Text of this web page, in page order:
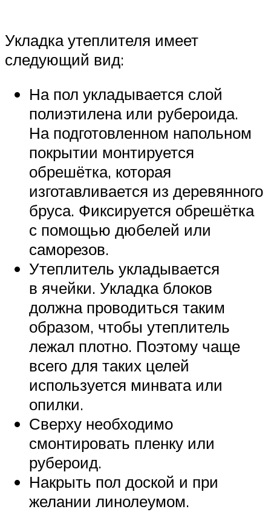
Укладка утеплителя имеет
следующий вид:
На пол укладывается слой
полиэтилена или рубероида.
На подготовленном напольном
покрытии монтируется
обрешётка, которая
изготавливается из деревянного
бруса. Фиксируется обрешётка
с помощью дюбелей или
саморезов.
Утеплитель укладывается
в ячейки. Укладка блоков
должна проводиться таким
образом, чтобы утеплитель
лежал плотно. Поэтому чаще
всего для таких целей
используется минвата или
опилки.
Сверху необходимо
смонтировать пленку или
рубероид.
Накрыть пол доской и при
желании линолеумом.